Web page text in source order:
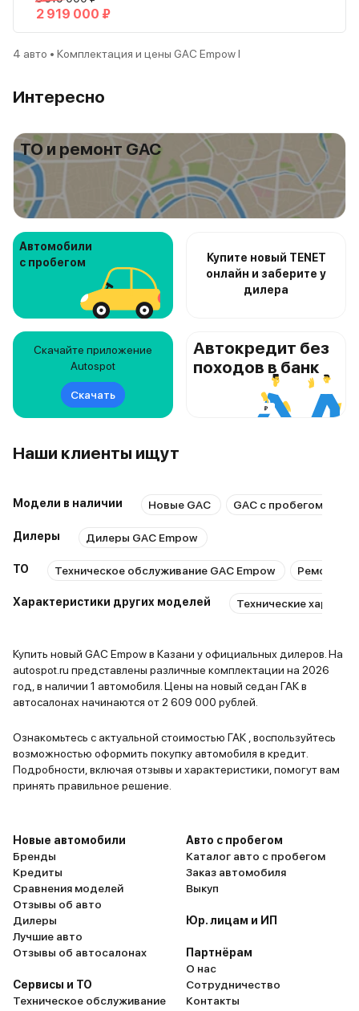
2 919 000 ₽
4 авто • Комплектация и цены GAC Empow I
Интересно
ТО и ремонт GAC
Автомобили
с пробегом
Купите новый TENET
онлайн и заберите у
дилера
Скачайте приложение
Autospot
Скачать
Автокредит без
походов в банк
Наши клиенты ищут
Модели в наличии Новые GAC GAC с пробегом
Дилеры Дилеры GAC Empow
ТО Техническое обслуживание GAC Empow Ремонт
Характеристики других моделей Технические
Купить новый GAC Empow в Казани у официальных дилеров. На
autospot.ru представлены различные комплектации на 2026
год, в наличии 1 автомобиля. Цены на новый седан ГАК в
автосалонах начинаются от 2 609 000 рублей.
Ознакомьтесь с актуальной стоимостью ГАК , воспользуйтесь
возможностью оформить покупку автомобиля в кредит.
Подробности, включая отзывы и характеристики, помогут вам
принять правильное решение.
Новые автомобили
Бренды
Кредиты
Сравнения моделей
Отзывы об авто
Дилеры
Лучшие авто
Отзывы об автосалонах
Сервисы и ТО
Техническое обслуживание
Авто с пробегом
Каталог авто с пробегом
Заказ автомобиля
Выкуп
Юр. лицам и ИП
Партнёрам
О нас
Сотрудничество
Контакты